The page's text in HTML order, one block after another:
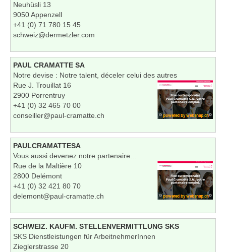
Neuhüsli 13
9050 Appenzell
+41 (0) 71 780 15 45
schweiz@dermetzler.com
PAUL CRAMATTE SA
Notre devise : Notre talent, déceler celui des autres
Rue J. Trouillat 16
2900 Porrentruy
+41 (0) 32 465 70 00
conseiller@paul-cramatte.ch
PAULCRAMATTESA
Vous aussi devenez notre partenaire...
Rue de la Maltière 10
2800 Delémont
+41 (0) 32 421 80 70
delemont@paul-cramatte.ch
SCHWEIZ. KAUFM. STELLENVERMITTLUNG SKS
SKS Dienstleistungen für ArbeitnehmerInnen
Zieglerstrasse 20